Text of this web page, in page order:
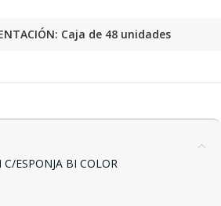
Caja de 48 unidades
ESPONJA BI COLOR